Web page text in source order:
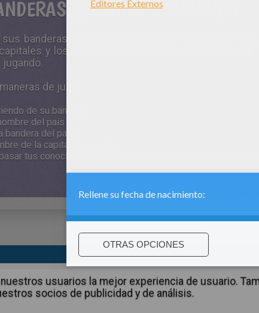
DEL MUNDO JUGANDO
banderas y capitales del mundo? Para poner a
y los nombres de los paises del mundo de
de jugar:
de su bandera
del país
bandera del país
de la capital de un país
tus conocimientos geográficos antes de empezar a
support@hellokids.com|Conditions|Cookies|La
usuarios la mejor experiencia de usuario.
socios de publicidad y de análisis.